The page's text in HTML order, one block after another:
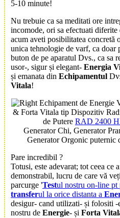
5-10 minute!
Nu trebuie ca sa meditati ore
incomode, ori sa efectuati
acum aveti posibilitatea concretă
unica tehnologie de varf, ca doar
buton de pe aparatul Dvs., ca sa
usor-, sigur și elegant- Energia
și emanata din Echipamentul
Vitala!
Echipament de Energie
& Forta Vitala tip Dispozitiv
de Putere RAD 2400
Generator Chi, Generator
Generator Orgonic puternic
Pare incredibil ?
Totusi, este adevarat; tot ceea ce
demonstrabil, lucru de care vă
parcurge 'Testul nostru on-line pt
transferul la orice distanta a
desigur- cand utilizati- și folositi
nostru de Energie- și Forta